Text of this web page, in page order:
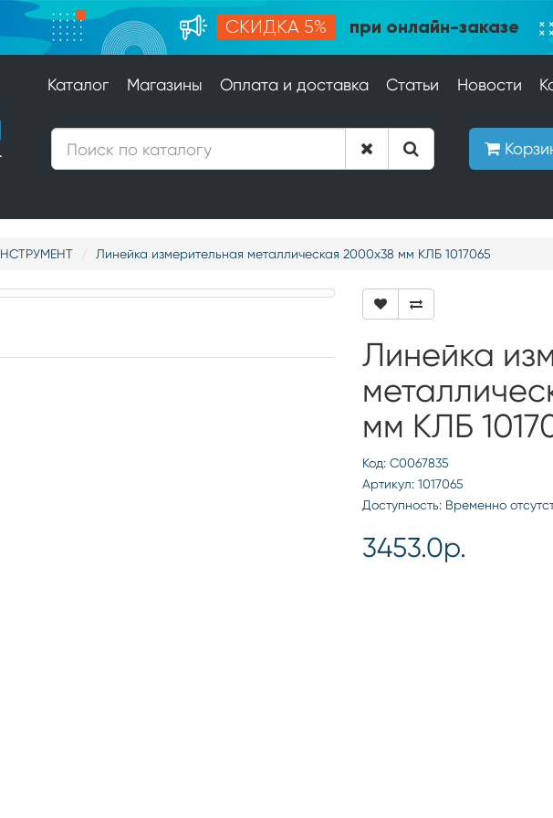
СКИДКА 5% при онлайн-заказе
Каталог Магазины Оплата и доставка Статьи Новости
Линейка измерительная металлическая 2000х38 мм КЛБ 1017065
Линейка
мм КЛБ
Код: С0067835
Артикул: 1017065
Доступность: Временно
3453.0р.